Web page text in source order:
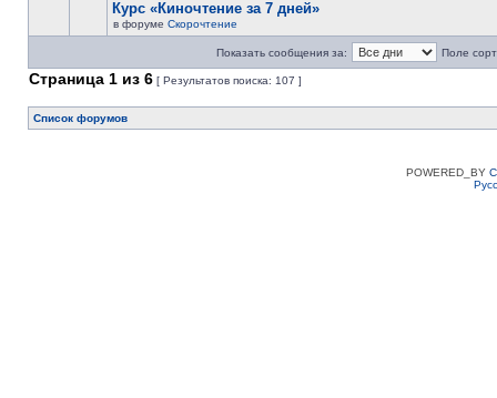
Курс «Киночтение за 7 дней»
в форуме Скорочтение
Показать сообщения за: Поле
Страница 1 из 6 [ Результатов поиска: 107 ]
Список форумов
POWERED_BY